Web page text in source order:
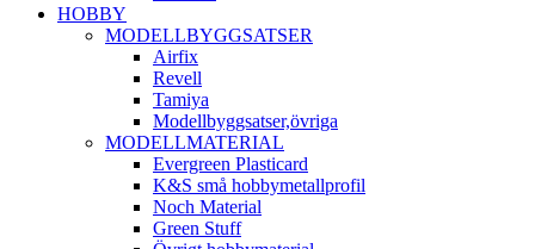
HOBBY
MODELLBYGGSATSER
Airfix
Revell
Tamiya
Modellbyggsatser,övriga
MODELLMATERIAL
Evergreen Plasticard
K&S små hobbymetallprofil
Noch Material
Green Stuff